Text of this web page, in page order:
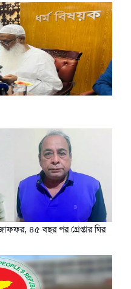
৪৫ বছর পর গ্রেপ্তার ঘির